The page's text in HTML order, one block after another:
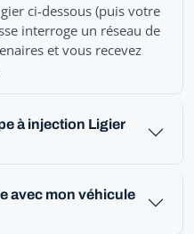
ci-dessous (puis votre
interroge un réseau de
et vous recevez
à injection Ligier
avec mon véhicule